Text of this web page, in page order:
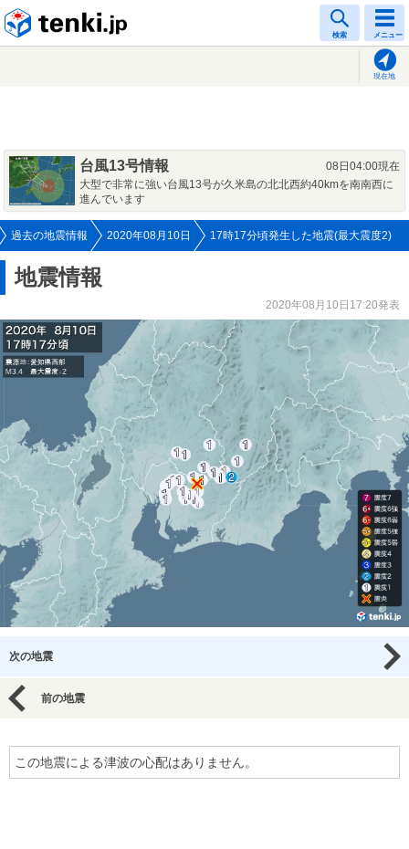
検索 メニュー
現在地
台風13号情報
08日04:00現在
大型で非常に強い台風13号が久米島の北北西約40kmを南南西に
進んでいます
過去の地震情報 2020年08月10日 17時17分頃発生した地震(最大震度2)
地震情報
2020年08月10日17:20発表
次の地震
前の地震
この地震による津波の心配はありません。